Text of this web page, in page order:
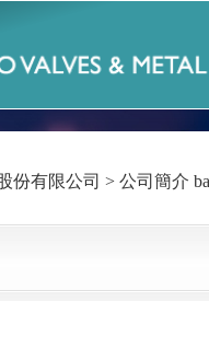
份有限公司 > 公司簡介